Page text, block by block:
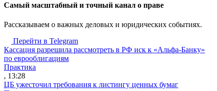
Cамый масштабный и точный канал о праве
Рассказываем о важных деловых и юридических событиях.
Перейти в Telegram
Кассация разрешила рассмотреть в РФ иск к «Альфа-Банку»
по еврооблигациям
Практика
, 13:28
ЦБ ужесточил требования к листингу ценных бумаг